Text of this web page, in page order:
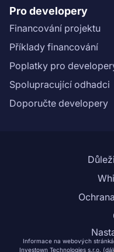
Pro developery
Financování projektu
Příklady financování
Poplatky pro
Spolupracující odhadci
Doporučte developery
Informace na webových
Investown Technologies s.r.o.